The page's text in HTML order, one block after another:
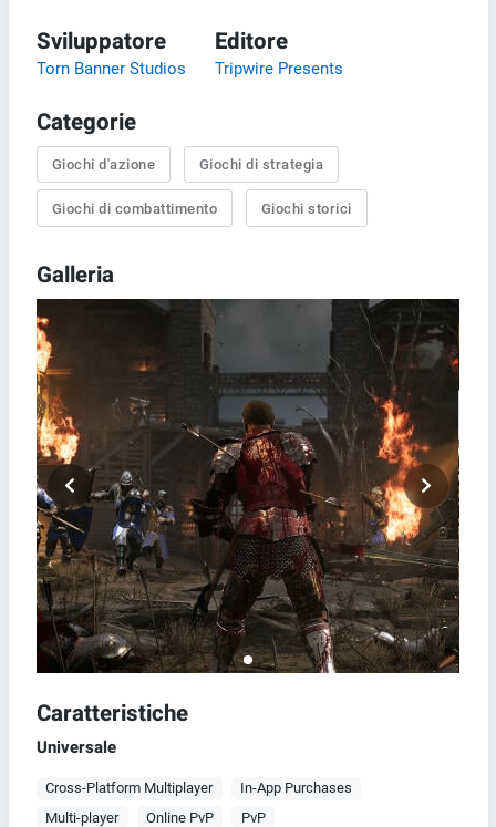
Sviluppatore
Torn Banner Studios
Editore
Tripwire Presents
Categorie
Giochi d'azione Giochi di strategia
Giochi di combattimento Giochi storici
Galleria
Caratteristiche
Universale
Cross-Platform Multiplayer
In-App Purchases
Multi-player
Online PvP
PvP